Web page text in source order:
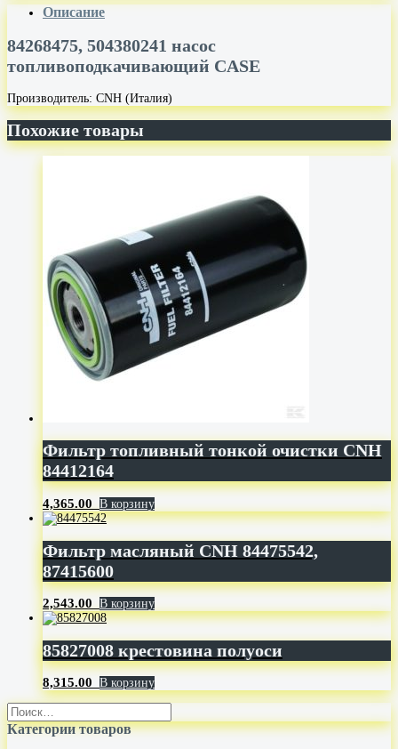
Описание
84268475, 504380241 насос
топливоподкачивающий CASE
Производитель: CNH (Италия)
Похожие товары
Фильтр топливный тонкой очистки CNH
84412164
4,365.00 В корзину
Фильтр масляный CNH 84475542,
87415600
2,543.00 В корзину
85827008 крестовина полуоси
8,315.00 В корзину
Категории товаров